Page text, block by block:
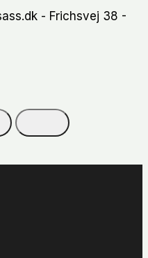
- Frichsvej 38 -